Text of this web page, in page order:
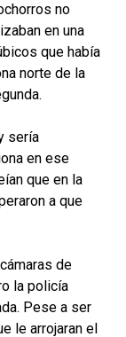
no
en una
que había
norte de la
sería
en ese
que en la
a que
de
la policía
Pese a ser
le arrojaran el